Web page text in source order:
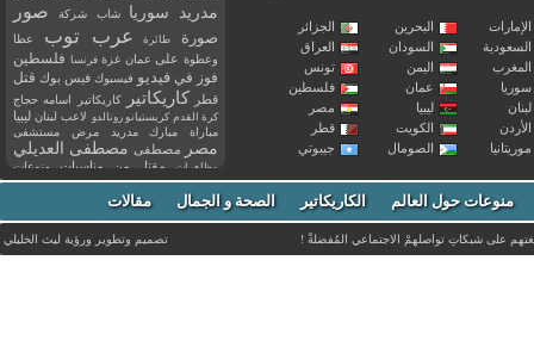
البحرين
الجزائر
السودان
العراق
اليمن
تونس
عمان
فلسطين
ليبيا
مصر
الكويت
قطر
الصومال جيبوتي
مدريد
سوريا شاب شركة صور
صورة طائرة عرب توب
عطا
وعطوة على عمان غزة فرنسا فلسطين
فوز في فيديو فيسبوك فيس بوك قتل
قطر كاريكاتير كاريكاتير اسامه حجاج
كرة القدم كريستيانو رونالدو لاعب لبنان ليبيا
مباراة مبارك مدريد مرض مستشفى
مصر مصطفى مصطفى العديلي
مظاهرات مقتل من مناسبات
منوعات
مواليد
موت ميسي ميلان نادي نشر
وفاة وفيات يوتيوب منوعات حول العالم الكاريكاتير الصحة و الجمال مقالات
على شبكاتِ تواصلهمْ الاجتماعي المُفضلةْ ! تصميم وتطوير ورؤيةليث الخليلي